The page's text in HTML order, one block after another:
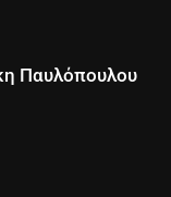
Παυλόπουλου